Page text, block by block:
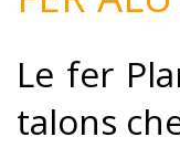
Le fer
talons